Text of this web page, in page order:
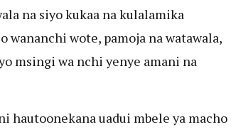
na siyo kukaa na kulalamika
wananchi wote, pamoja na watawala,
msingi wa nchi yenye amani na
hautoonekana uadui mbele ya macho